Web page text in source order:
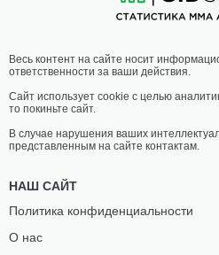
ГРАНДИ
12-4- 0
03:35 МСК
ПОЛУЛЕГКИЙ
Весь контент на сайте носит
ответственности за ваши действия.
Сайт использует cookie с целью
то покиньте сайт.
В случае нарушения ваших
представленным на сайте контактам.
НАШ САЙТ
Политика конфиденциальности
О нас